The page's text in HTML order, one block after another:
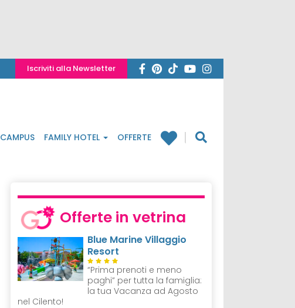
Iscriviti alla Newsletter
CAMPUS FAMILY HOTEL OFFERTE
Offerte in vetrina
Blue Marine Villaggio
Resort
“Prima prenoti e meno
paghi” per tutta la famiglia:
la tua Vacanza ad Agosto
nel Cilento!